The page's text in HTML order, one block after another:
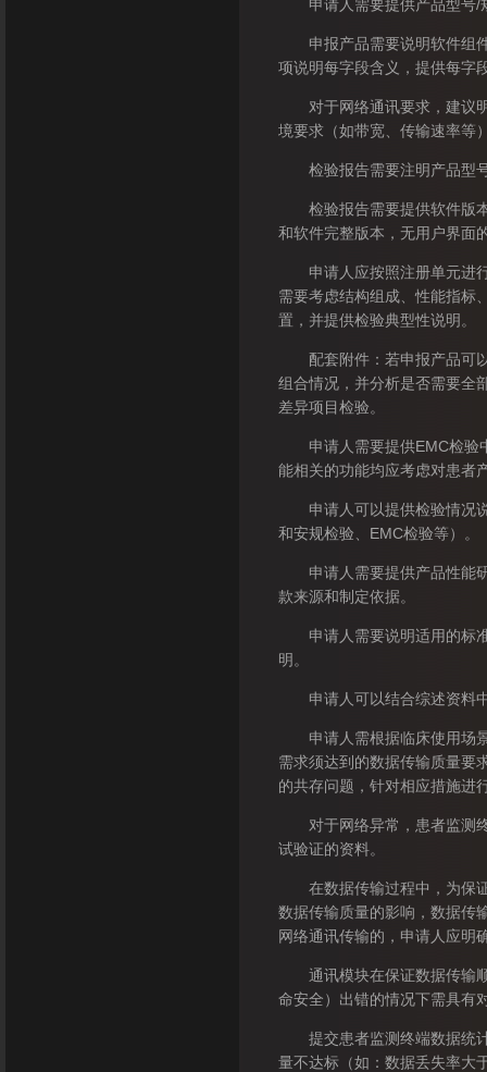
申请人需要提供产品型号/
申报产品需要说明软件组件
项说明每字段含义，提供每字
对于网络通讯要求，建议明
境要求（如带宽、传输速率等
检验报告需要注明产品型号
检验报告需要提供软件版本
和软件完整版本，无用户界面
申请人应按照注册单元进行
需要考虑结构组成、性能指标
置，并提供检验典型性说明。
配套附件：若申报产品可以
组合情况，并分析是否需要全
差异项目检验。
申请人需要提供EMC检验中
能相关的功能均应考虑对患者
申请人可以提供检验情况说
和安规检验、EMC检验等）。
申请人需要提供产品性能研
款来源和制定依据。
申请人需要说明适用的标准
明。
申请人可以结合综述资料中
申请人需根据临床使用场景
需求须达到的数据传输质量要
的共存问题，针对相应措施进
对于网络异常，患者监测终
试验证的资料。
在数据传输过程中，为保证
数据传输质量的影响，数据传
网络通讯传输的，申请人应明
通讯模块在保证数据传输顺
命安全）出错的情况下需具有
提交患者监测终端数据统计
量不达标（如：数据丢失率大